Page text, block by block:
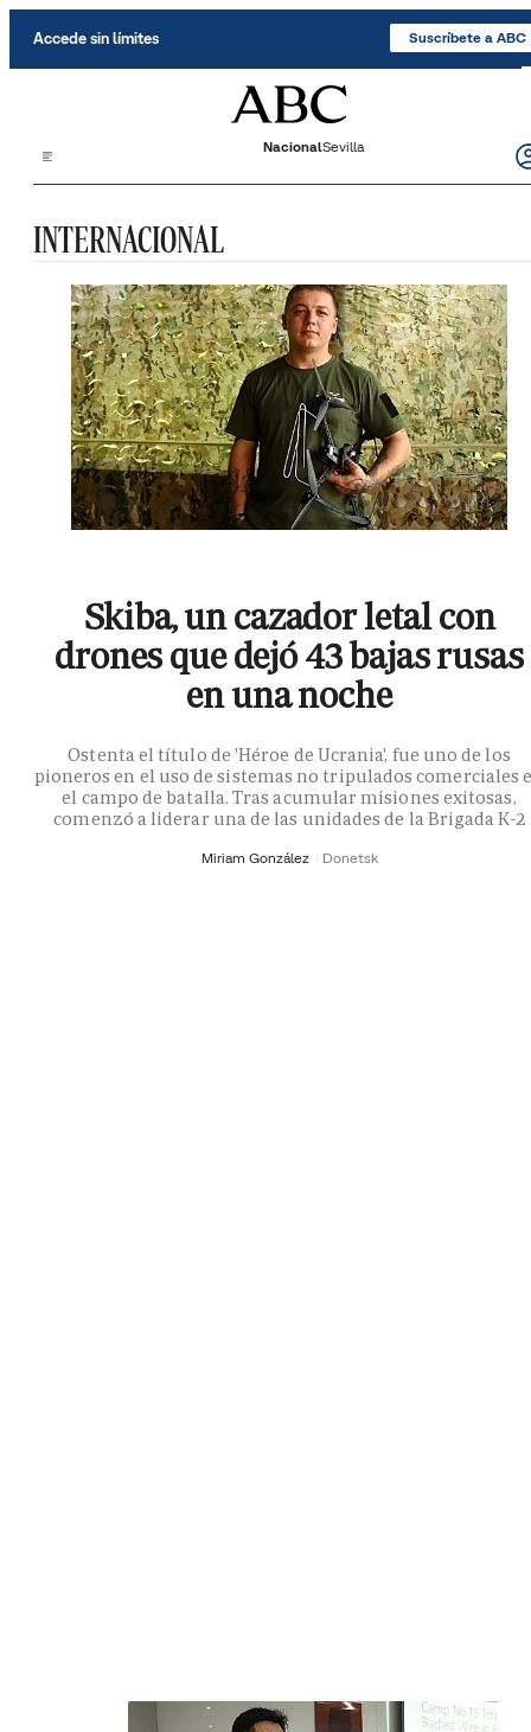
Accede sin límites Suscríbete a ABC
NacionalSevilla
INTERNACIONAL
Skiba, un cazador letal con
drones que dejó 43 bajas rusas
en una noche
Ostenta el título de 'Héroe de Ucrania', fue uno de los
pioneros en el uso de sistemas no tripulados comerciales
el campo de batalla. Tras acumular misiones exitosas,
comenzó a liderar una de las unidades de la Brigada K-2
Miriam González Donetsk